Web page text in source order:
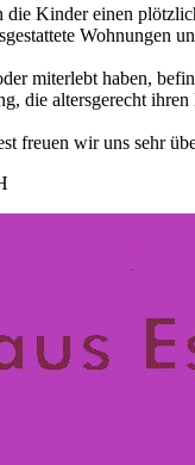
Kinder einen
Wohnungen
miterlebt haben,
die altersgerecht
freuen wir uns sehr